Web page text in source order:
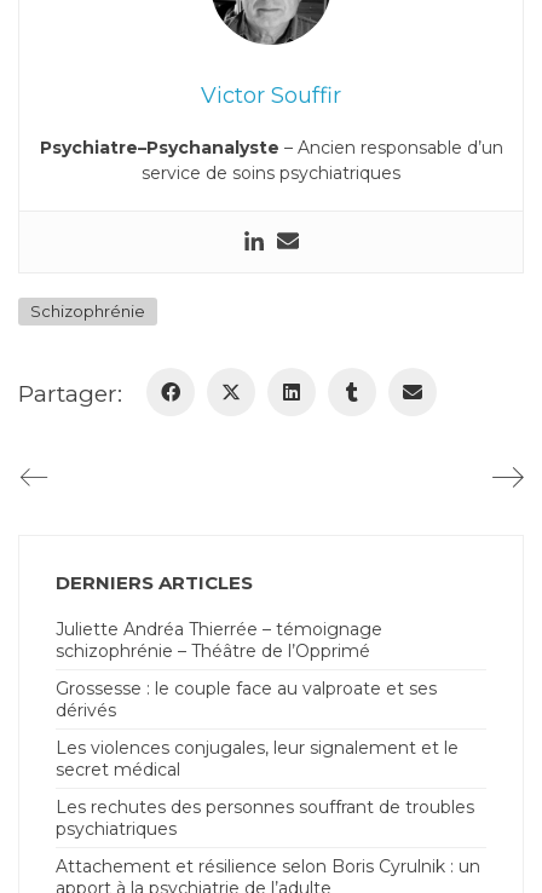
Victor Souffir
Psychiatre–Psychanalyste – Ancien responsable d’un
service de soins psychiatriques
Schizophrénie
Partager:
DERNIERS ARTICLES
Juliette Andréa Thierrée – témoignage
schizophrénie – Théâtre de l’Opprimé
Grossesse : le couple face au valproate et ses
dérivés
Les violences conjugales, leur signalement et le
secret médical
Les rechutes des personnes souffrant de troubles
psychiatriques
Attachement et résilience selon Boris Cyrulnik : un
apport à la psychiatrie de l’adulte